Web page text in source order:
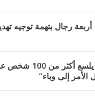
رجال بتهمة توجيه
قنديل بحر ملون
الأمر إلى وباء”